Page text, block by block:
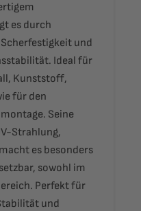
es durch
und
Ideal für
Kunststoff,
für den
Seine
Strahlung,
es besonders
sowohl im
Perfekt für
und